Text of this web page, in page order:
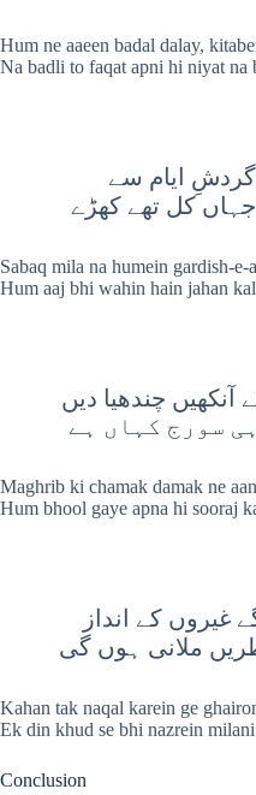
Hum ne aaeen badal dalay,
Na badli to faqat apni hi niyat na
ایام سے
کل تھے کھڑے
Sabaq mila na humein gardish-e-
Hum aaj bhi wahin hain jahan
چندھیا دیں
سورج کہاں ہے
Maghrib ki chamak damak ne
Hum bhool gaye apna hi sooraj
غیروں کے انداز
ملانی ہوں گی
Kahan tak naqal karein ge
Ek din khud se bhi nazrein
Conclusion